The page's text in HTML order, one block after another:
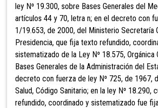
ley Nº 19.300, sobre Bases Generales del
artículos 44 y 70, letra n; en el decreto con
1/19.653, de 2000, del Ministerio Secretaría
Presidencia, que fija texto refundido,
sistematizado de la Ley Nº 18.575, Orgánica
Bases Generales de la Administración del
decreto con fuerza de ley Nº 725, de 1967,
Salud, Código Sanitario; en la ley Nº 18.290,
refundido, coordinado y sistematizado fue